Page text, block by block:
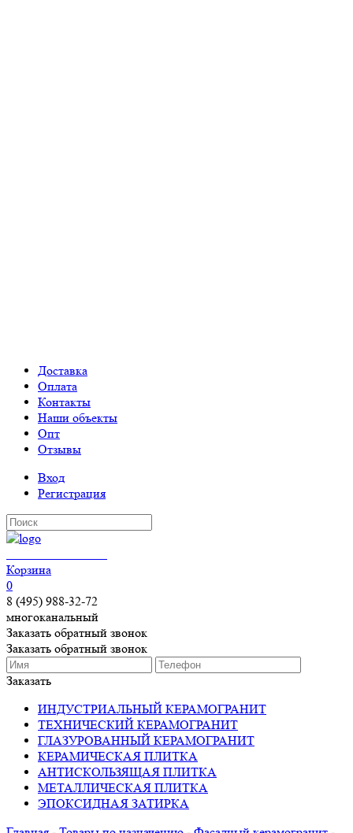
Доставка
Оплата
Контакты
Наши объекты
Опт
Отзывы
Вход
Регистрация
Корзина
0
8 (495) 988-32-72
многоканальный
Заказать обратный звонок
Заказать обратный звонок
Заказать
ИНДУСТРИАЛЬНЫЙ КЕРАМОГРАНИТ
ТЕХНИЧЕСКИЙ КЕРАМОГРАНИТ
ГЛАЗУРОВАННЫЙ КЕРАМОГРАНИТ
КЕРАМИЧЕСКАЯ ПЛИТКА
АНТИСКОЛЬЗЯЩАЯ ПЛИТКА
МЕТАЛЛИЧЕСКАЯ ПЛИТКА
ЭПОКСИДНАЯ ЗАТИРКА